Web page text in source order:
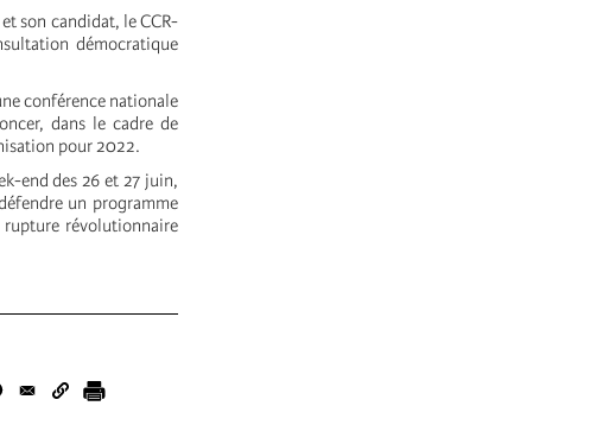
son candidat, le CCR-
démocratique
conférence nationale
dans le cadre de
pour 2022.
end des 26 et 27 juin,
un programme
rupture révolutionnaire